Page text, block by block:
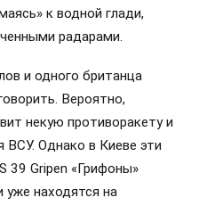
к водной глади,
радарами.
и одного британца
Вероятно,
некую противоракету и
ВСУ. Однако в Киеве эти
39 Gripen «Грифоны»
находятся на